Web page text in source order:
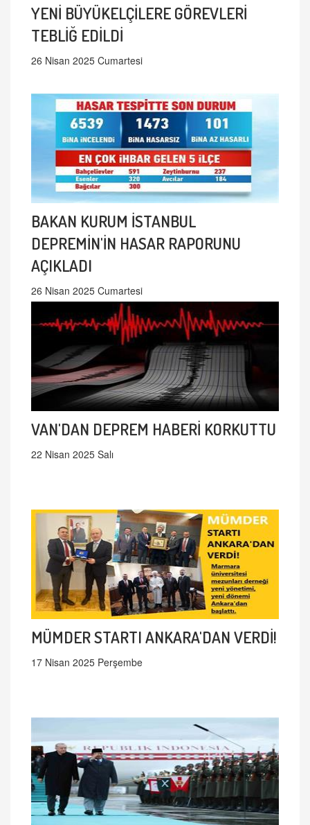
YENİ BÜYÜKELÇİLERE GÖREVLERİ
TEBLİĞ EDİLDİ
26 Nisan 2025 Cumartesi
BAKAN KURUM İSTANBUL
DEPREMİN'İN HASAR RAPORUNU
AÇIKLADI
26 Nisan 2025 Cumartesi
VAN'DAN DEPREM HABERİ KORKUTTU
22 Nisan 2025 Salı
MÜMDER STARTI ANKARA'DAN VERDİ!
17 Nisan 2025 Perşembe